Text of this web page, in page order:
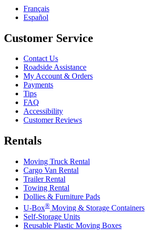
Français
Español
Customer Service
Contact Us
Roadside Assistance
My Account & Orders
Payments
Tips
FAQ
Accessibility
Customer Reviews
Rentals
Moving Truck Rental
Cargo Van Rental
Trailer Rental
Towing Rental
Dollies & Furniture Pads
U-Box® Moving & Storage Containers
Self-Storage Units
Reusable Plastic Moving Boxes